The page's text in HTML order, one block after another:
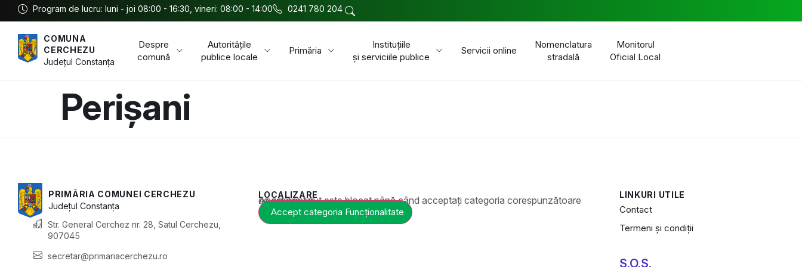
Program de lucru: luni - joi 08:00 - 16:30, vineri: 08:00 - 14:00 0241 780 204
COMUNA
CERCHEZU
JudețulConstanța
Despre
comună
Autoritățile
publice locale
Primăria
Instituțiile
și serviciile publice
Servicii online
Nomenclatura
stradală
Monitorul
Oficial Local
Perișani
PRIMĂRIA COMUNEI CERCHEZU
JudețulConstanța
Str. General Cerchez nr. 28, Satul Cerchezu,
907045
secretar@primariacerchezu.ro
LOCALIZARE
Acest conținut este blocat până când acceptați categoria corespunzătoare de cookie-uri.
Accept categoria Funcționalitate
LINKURI UTILE
Contact
Termeni și condiții
S.O.S.